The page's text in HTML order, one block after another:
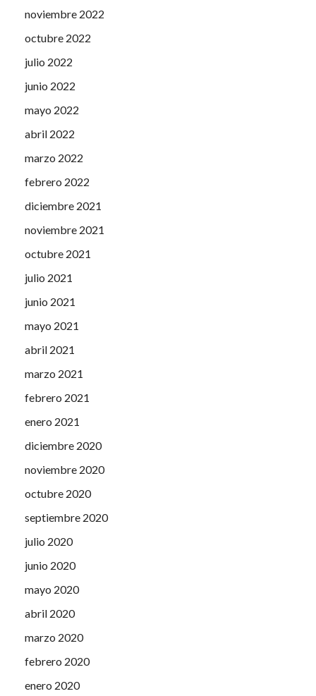
noviembre 2022
octubre 2022
julio 2022
junio 2022
mayo 2022
abril 2022
marzo 2022
febrero 2022
diciembre 2021
noviembre 2021
octubre 2021
julio 2021
junio 2021
mayo 2021
abril 2021
marzo 2021
febrero 2021
enero 2021
diciembre 2020
noviembre 2020
octubre 2020
septiembre 2020
julio 2020
junio 2020
mayo 2020
abril 2020
marzo 2020
febrero 2020
enero 2020